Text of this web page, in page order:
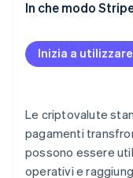
Visibilità integrata
Il rischio degli
Quale problema
I destinatari sono
Le criptovalute
I sistemi adeguati
In che modo
Inizia a
Le criptovalute
pagamenti
possono essere
operativi e